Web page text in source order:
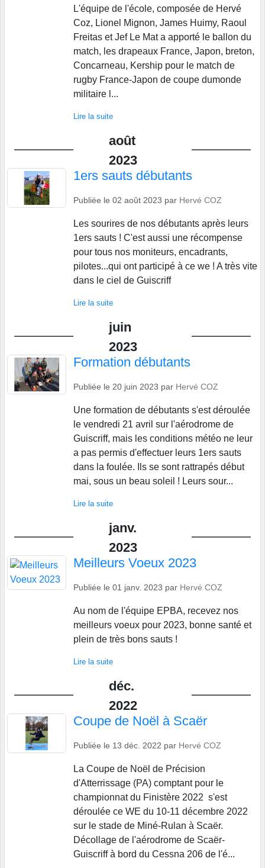
L'équipe de l'école, composée de Hervé
Coz, Lionel Mignon, James Huimy, Raoul
Freitas et Jef Le Mat a apporté le ballon du
match, les drapeaux France, Japon, breton,
Concarneau, Kership pour le match de
rugby France-Japon de coupe dumonde
militaire l...
Lire la suite
août
2023
1ers sauts débutants
Publiée le 02 août 2023 par Hervé COZ
Les sourires de nos débutants après leurs
1ers sauts ! C'est aussi une récompense
pour tous nos moniteurs, encadrants,
pilotes...qui ont participé à ce we ! A très vite
dans le ciel de Guiscriff
Lire la suite
juin
2023
Formation débutants
Publiée le 20 juin 2023 par Hervé COZ
Une formation de débutants s'est déroulée
le vendredi 21 avril sur l'aérodrome de
Guiscriff, mais les conditions météo ne leur
a pas permis d'effectuer leurs 1ers sauts
dans la foulée. Ils se sont rattrapés début
mai, sous un beau soleil ! Leurs sour...
Lire la suite
janv.
2023
Meilleurs Voeux 2023
Publiée le 01 janv. 2023 par Hervé COZ
Au nom de l'équipe EPBA, recevez nos
meilleurs voeux pour 2023, bonne santé et
plein de très bons sauts !
Lire la suite
déc.
2022
Coupe de Noël à Scaër
Publiée le 13 déc. 2022 par Hervé COZ
La Coupe de Noël de Précision
d'Atterrissage (PA) comptant pour le
championnat du Finistère 2022 s'est
déroulée ce WE du 10-11 décembre 2022
sur le stade de Miné-Rulan à Scaër.
Décollage de l'aérodrome de Scaër-
Guiscriff à bord du Cessna 206 de l'é...